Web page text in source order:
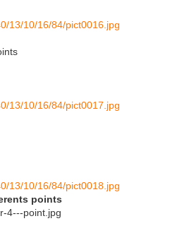
13/10/16/84/pict0016.jpg
13/10/16/84/pict0017.jpg
13/10/16/84/pict0018.jpg
points